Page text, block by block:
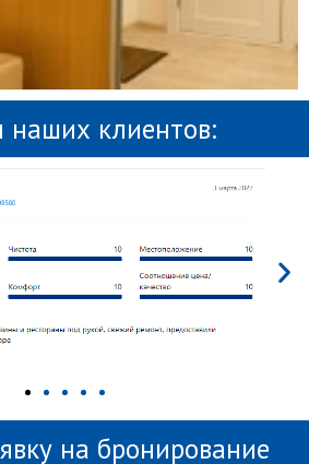
наших клиентов:
на бронирование